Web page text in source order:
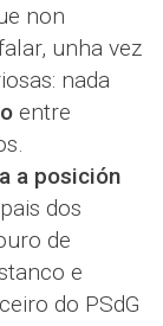
non
unha vez
nada
entre
a posición
dos
de
e
do PSdG